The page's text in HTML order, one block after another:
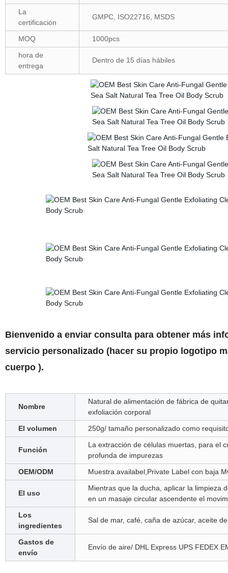
La
certificación
GMPC, ISO22716, MSDS
MOQ
1000pcs
hora de
entrega
Dentro de 15 días hábiles
Bienvenido a enviar consulta para obtener más
servicio personalizado (hacer su propio logotipo
cuerpo ).
Nombre
Natural de alimentación de fábrica de
exfoliación corporal
El volumen
250g/ tamaño personalizado como
Función
La extracción de células muertas, para el
profunda de impurezas
OEM/ODM
Muestra availabel,Private Label con baja
El uso
Mientras que la ducha, aplicar la limpieza
en un masaje circular ascendente el
Los
ingredientes
Sal de mar, café, caña de azúcar, aceite
Gastos de
envío
Envío de aire/ DHL Express UPS FEDEX